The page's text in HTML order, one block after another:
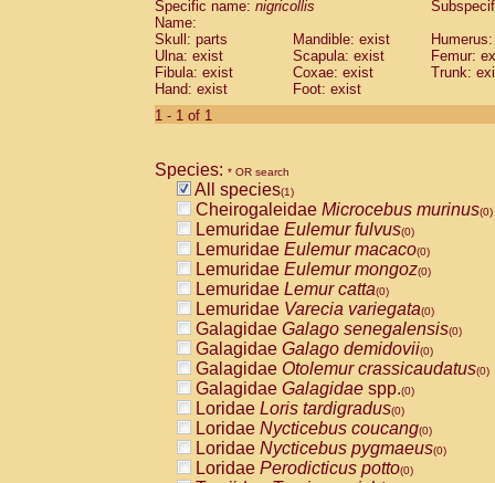
CebidaeSaguinus mystax
Cebidae Saguinus nigricollis (1)
Cebidae Saguinus oedipus
Cebidae Saguinus weddelli
Cebidae Saguinusspp.
Cebidae
CebidaeCebus capucinus
CebidaeCebus nigrivittatus
CebidaeCebus spp.(0)
CebidaeSaimiri boliviensis(0)
CebidaeSaimiri sciureus(0)
AtelidaeAlouatta caraya(0)
AtelidaeAlouatta fusca(0)
AtelidaeAlouatta seniculus(0)
AtelidaeAlouattaspp.(0)
AtelidaeAteles belzebuth(0)
AtelidaeAteles geoffroyi(0)
AtelidaeAteles paniscus(0)
AtelidaeAtelesspp.(0)
AtelidaeLagothrix lagothricha(0)
AtelidaeLagothrix lagothricha cana
PitheciidaeCacajao calvus
Specific name: nigricollis
Name:
Skull: parts
Mandible: exist
Ulna: exist
Scapula: exist
Femur:
Fibula: exist
Coxae: exist
Trunk:
Hand: exist
Foot: exist
1 - 1 of 1
Species: * OR search
All species(1)
Cheirogaleidae Microcebus murinus(0)
Lemuridae Eulemur fulvus(0)
Lemuridae Eulemur macaco(0)
Lemuridae Eulemur mongoz(0)
Lemuridae Lemur catta(0)
Lemuridae Varecia variegata(0)
Galagidae Galago senegalensis(0)
Galagidae Galago demidovii(0)
Galagidae Otolemur crassicaudatus(0)
Galagidae Galagidae spp.(0)
Loridae Loris tardigradus(0)
Loridae Nycticebus coucang(0)
Loridae Nycticebus pygmaeus(0)
Loridae Perodicticus potto(0)